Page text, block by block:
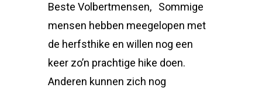
Beste Volbertmensen, Sommige
mensen hebben meegelopen met
de herfsthike en willen nog een
keer zo’n prachtige hike doen.
Anderen kunnen zich nog